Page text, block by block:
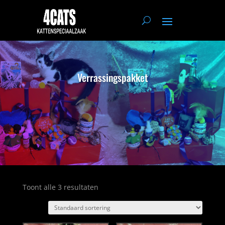
Verrassingspakket
Toont alle 3 resultaten